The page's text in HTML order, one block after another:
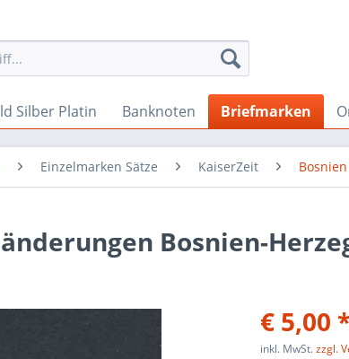
Silber Platin Banknoten Briefmarken
Einzelmarken Sätze KaiserZeit
Bosnien-
€ 5,00
inkl. MwSt.zzgl.